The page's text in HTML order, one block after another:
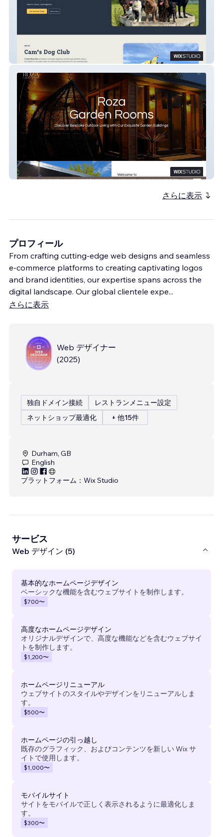
Cam's Dog Club
Roza Garden Rooms
さらに表示
プロフィール
From crafting cutting-edge web designs and seamless
e-commerce platforms to creating captivating logos
and brand identities, our expertise spans across the
digital landscape. Our global clientele expe...
さらに表示
Web デザイナー
(2025)
独自ドメイン接続
レストランメニュー設定
ネットショップ最適化
+ 他15件
Durham, GB
English
プラットフォーム： Wix Studio
サービス
Web デザイン (5)
基本的なホームページデザイン
ベーシックな機能を含むウェブサイトを制作します。
$700〜
高度なホームページデザイン
オリジナルデザインで、高度な機能などを含むウェブサイ
トを制作します。
$1,200〜
ホームページリニューアル
ウェブサイトのスタイルやデザインをリニューアルしま
す。
$500〜
ホームページの引っ越し
既存のグラフィック、およびコンテンツを新しい Wix サ
イトで使用します。
$1,000〜
モバイルサイト
サイトをモバイルで正しく表示されるように最適化しま
す。
$300〜